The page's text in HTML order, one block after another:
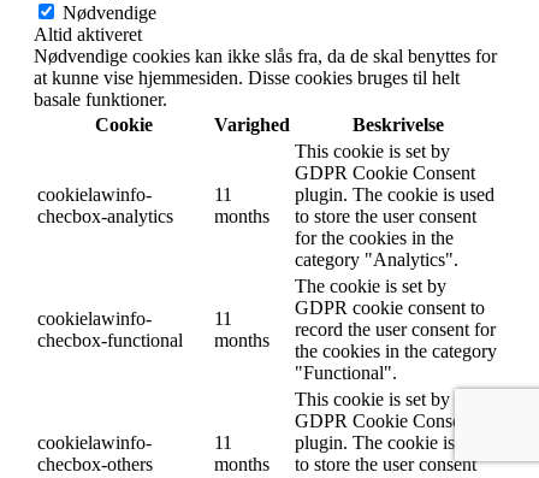
Nødvendige
Altid aktiveret
Nødvendige cookies kan ikke slås fra, da de skal benyttes for
at kunne vise hjemmesiden. Disse cookies bruges til helt
basale funktioner.
Cookie
Varighed Beskrivelse
cookielawinfo-
checbox-analytics
11
months
This cookie is set by
GDPR Cookie Consent
plugin. The cookie is used
to store the user consent
for the cookies in the
category "Analytics".
cookielawinfo-
checbox-functional
11
months
The cookie is set by
GDPR cookie consent to
record the user consent for
the cookies in the category
"Functional".
cookielawinfo-
checbox-others
11
months
This cookie is set by
GDPR Cookie Consent
plugin. The cookie is used
to store the user consent